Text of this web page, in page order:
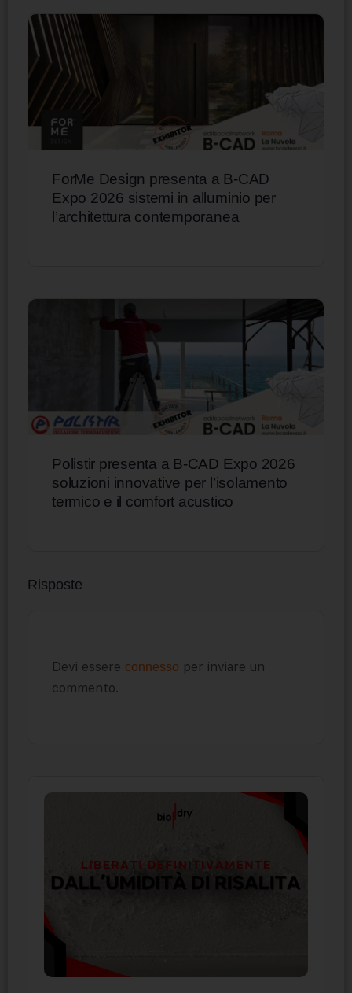
ForMe Design presenta a B-CAD
Expo 2026 sistemi in alluminio per
l’architettura contemporanea
Polistir presenta a B-CAD Expo 2026
soluzioni innovative per l’isolamento
termico e il comfort acustico
Risposte
Devi essere connesso per inviare un
commento.